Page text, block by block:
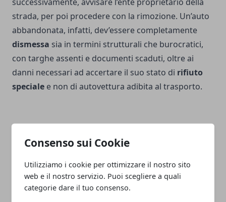
Consenso sui Cookie
Utilizziamo i cookie per ottimizzare il nostro sito
web e il nostro servizio. Puoi scegliere a quali
categorie dare il tuo consenso.
strada, per poi procedere con la rimozione. Un’auto
abbandonata, infatti, dev’essere completamente
dismessa sia in termini strutturali che burocratici,
con targhe assenti e documenti scaduti, oltre ai
danni necessari ad accertare il suo stato di rifiuto
speciale e non di autovettura adibita al trasporto.